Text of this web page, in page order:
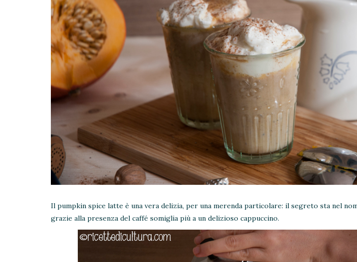
Il pumpkin spice latte è una vera delizia, per una merenda particolare: il segreto sta nel
grazie alla presenza del caffé somiglia più a un delizioso cappuccino.